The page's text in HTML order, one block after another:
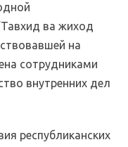
ва жиход
на
сотрудниками
внутренних дел
республиканских